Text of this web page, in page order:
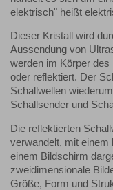
elektrisch" heißt
Dieser Kristall wird
Aussendung von
werden im Körper des
oder reflektiert. Der
Schallwellen
Schallsender und
Die reflektierten
verwandelt, mit
einem Bildschirm
zweidimensionale
Größe, Form und